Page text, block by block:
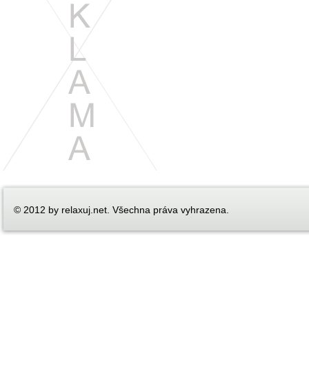
© 2012 by relaxuj.net. Všechna práva vyhrazena.